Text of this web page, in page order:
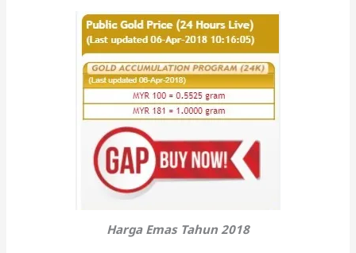
Harga Emas Tahun 2018